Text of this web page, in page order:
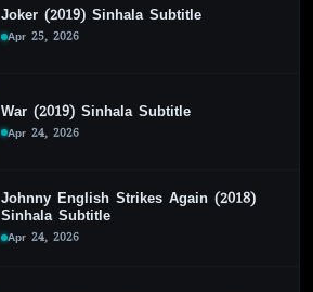
Joker (2019) Sinhala Subtitle
Apr 25, 2026
War (2019) Sinhala Subtitle
Apr 24, 2026
Johnny English Strikes Again (2018)
Sinhala Subtitle
Apr 24, 2026